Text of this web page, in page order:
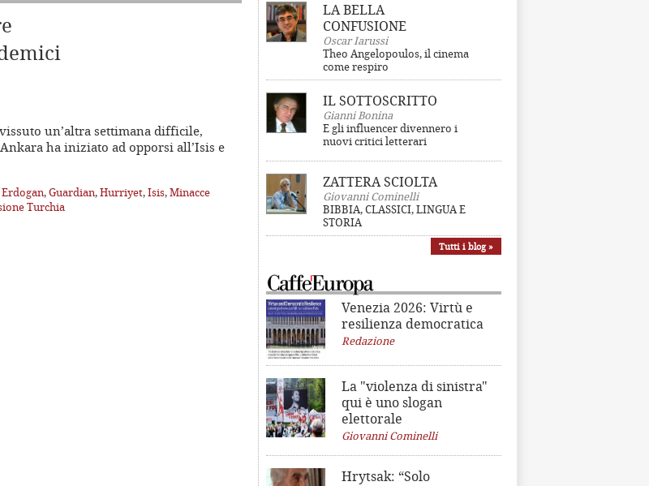
un’altra settimana difficile,
ha iniziato ad opporsi all’Isis e
Erdogan,Guardian,Hurriyet,Isis,Minacce
Turchia
LA BELLA
CONFUSIONE
Oscar Iarussi
Theo Angelopoulos, il cinema
come respiro
IL SOTTOSCRITTO
Gianni Bonina
E gli influencer divennero i
nuovi critici letterari
ZATTERA SCIOLTA
Giovanni Cominelli
BIBBIA, CLASSICI, LINGUA E
STORIA
Tutti i blog »
Venezia 2026: Virtù e
resilienza democratica
Redazione
La "violenza di sinistra"
qui è uno slogan
elettorale
Giovanni Cominelli
Hrytsak: “Solo